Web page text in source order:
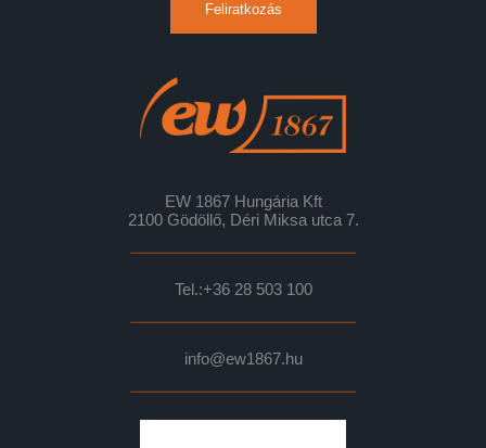
Feliratkozás
EW 1867 Hungária Kft
2100 Gödöllő, Déri Miksa utca 7.
Tel.:+36 28 503 100
info@ew1867.hu